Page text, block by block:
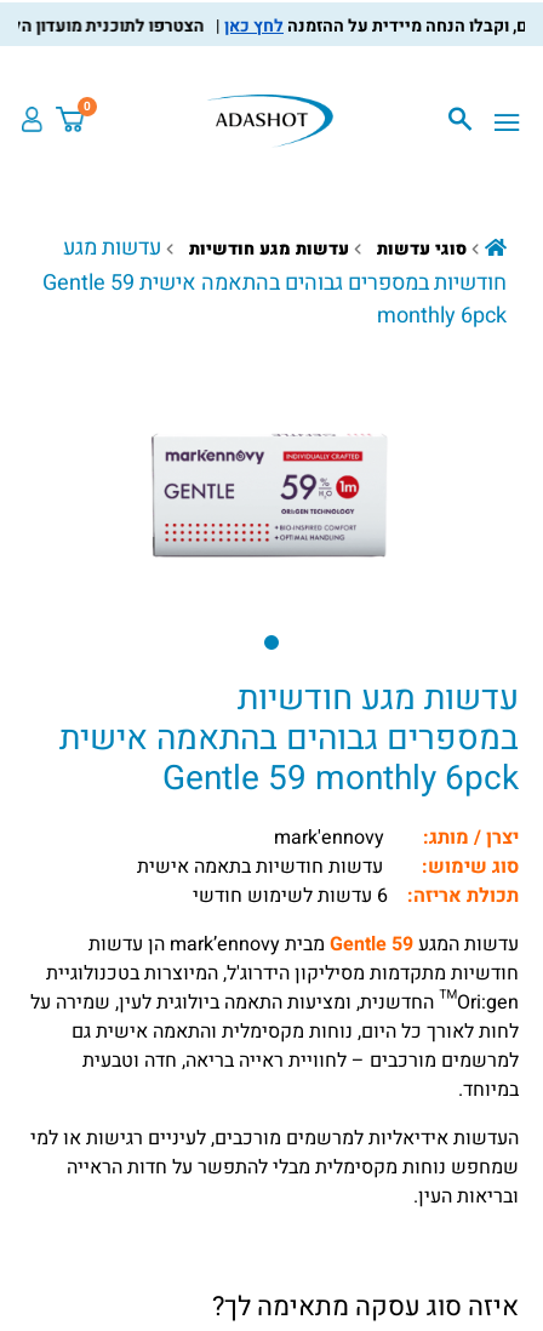
לחץ כאן הצטרפו לתוכנית מועדון
0
סוגי עדשות עדשות מגע חודשיות
עדשות מגע
חודשיות במספרים גבוהים בהתאמה אישית Gentle 59
monthly 6pck
עדשות מגע חודשיות
במספרים גבוהים בהתאמה אישית
Gentle 59 monthly 6pck
יצרן / מותג:
סוג שימוש:
עדשות חודשיות בתאמה אישית
תכולת אריזה:
עדשות המגעGentle 59
מבית mark’ennovy הן עדשות
חודשיות מתקדמות מסיליקון הידרוג'ל, המיוצרות בטכנולוגיית
Ori:gen™ החדשנית, ומציעות התאמה ביולוגית לעין, שמירה על
לחות לאורך כל היום, נוחות מקסימלית והתאמה אישית גם
למרשמים מורכבים – לחוויית ראייה בריאה, חדה וטבעית
במיוחד.
העדשות אידיאליות למרשמים מורכבים, לעיניים רגישות או למי
שמחפש נוחות מקסימלית מבלי להתפשר על חדות הראייה
ובריאות העין.
איזה סוג עסקה מתאימה לך?